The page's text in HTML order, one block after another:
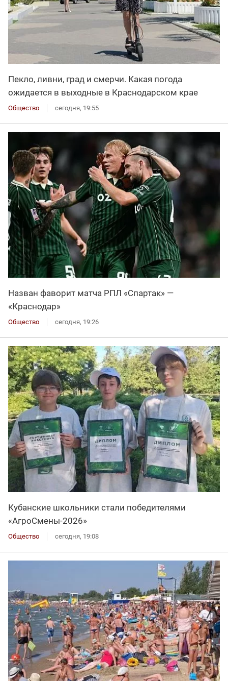
Пекло, ливни, град и смерчи. Какая погода
ожидается в выходные в Краснодарском крае
Общество сегодня, 19:55
Назван фаворит матча РПЛ «Спартак» —
«Краснодар»
Общество сегодня, 19:26
Кубанские школьники стали победителями
«АгроСмены-2026»
Общество сегодня, 19:08